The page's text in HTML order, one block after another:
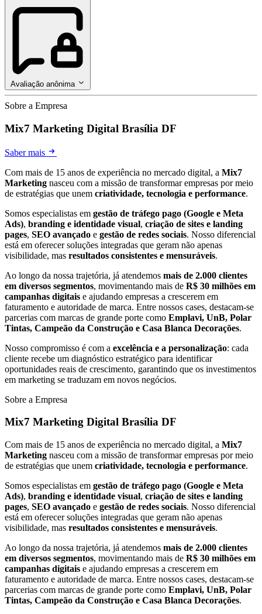
Avaliação anônima
Sobre a Empresa
Mix7 Marketing Digital Brasília DF
Saber mais
Com mais de 15 anos de experiência no mercado digital, a Mix7
Marketing nasceu com a missão de transformar empresas por meio
de estratégias que unem criatividade, tecnologia e performance.
Somos especialistas em gestão de tráfego pago (Google e Meta
Ads), branding e identidade visual, criação de sites e landing
pages, SEO avançado e gestão de redes sociais. Nosso diferencial
está em oferecer soluções integradas que geram não apenas
visibilidade, mas resultados consistentes e mensuráveis.
Ao longo da nossa trajetória, já atendemos mais de 2.000 clientes
em diversos segmentos, movimentando mais de R$ 30 milhões em
campanhas digitais e ajudando empresas a crescerem em
faturamento e autoridade de marca. Entre nossos cases, destacam-se
parcerias com marcas de grande porte como Emplavi, UnB, Polar
Tintas, Campeão da Construção e Casa Blanca Decorações.
Nosso compromisso é com a excelência e a personalização: cada
cliente recebe um diagnóstico estratégico para identificar
oportunidades reais de crescimento, garantindo que os investimentos
em marketing se traduzam em novos negócios.
Sobre a Empresa
Mix7 Marketing Digital Brasília DF
Com mais de 15 anos de experiência no mercado digital, a Mix7
Marketing nasceu com a missão de transformar empresas por meio
de estratégias que unem criatividade, tecnologia e performance.
Somos especialistas em gestão de tráfego pago (Google e Meta
Ads), branding e identidade visual, criação de sites e landing
pages, SEO avançado e gestão de redes sociais. Nosso diferencial
está em oferecer soluções integradas que geram não apenas
visibilidade, mas resultados consistentes e mensuráveis.
Ao longo da nossa trajetória, já atendemos mais de 2.000 clientes
em diversos segmentos, movimentando mais de R$ 30 milhões em
campanhas digitais e ajudando empresas a crescerem em
faturamento e autoridade de marca. Entre nossos cases, destacam-se
parcerias com marcas de grande porte como Emplavi, UnB, Polar
Tintas, Campeão da Construção e Casa Blanca Decorações.